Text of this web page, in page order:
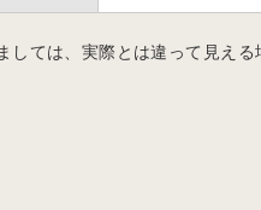
ては、実際とは違って見える